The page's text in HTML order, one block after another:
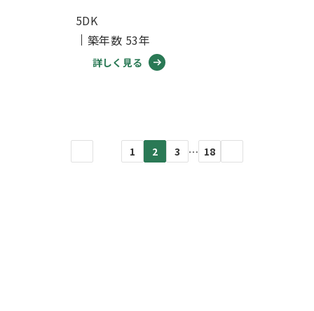
5DK
築年数 53年
詳しく見る
1 2 3 … 18